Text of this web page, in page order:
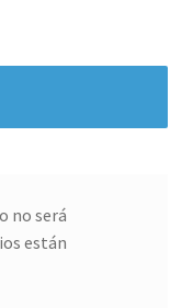
no será
están